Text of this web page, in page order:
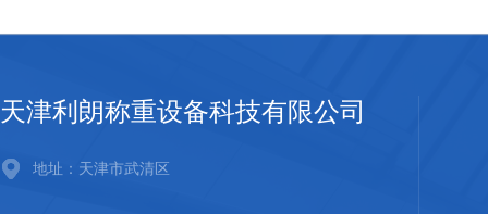
天津利朗称重设备科技有限公司
地址：天津市武清区